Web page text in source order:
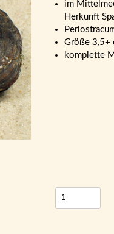
im
Herkunft
Größe 3,5+
komplette